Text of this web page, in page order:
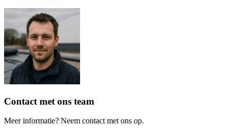
Contact met ons team
Meer informatie? Neem contact met ons op.